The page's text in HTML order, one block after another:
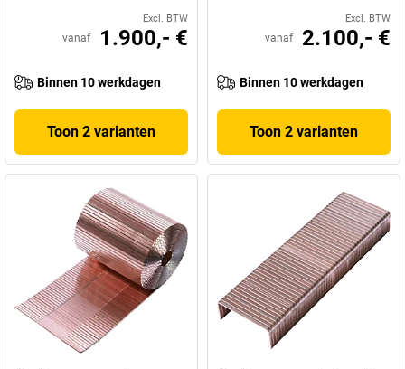
Excl. BTW
vanaf 1.900,- €
Binnen 10 werkdagen
Toon 2 varianten
Excl. BTW
vanaf 2.100,- €
Binnen 10 werkdagen
Toon 2 varianten